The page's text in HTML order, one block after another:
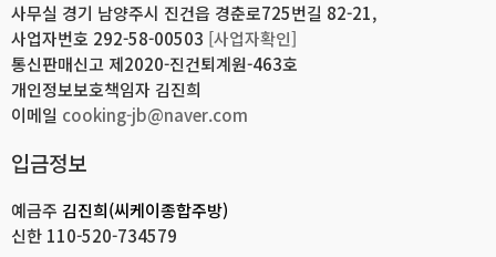
제3조 (약관등의 명시와 설명 및 개정)
① "몰"은 이 약관의 내용과 상호 및 대표자 성명, 영업소 소재지 주소
(소비자의 불만을 처리할 수 있는 곳의 주소를 포함), 전화번호·모사전송번호·
전자우편주소, 사업자등록번호, 통신판매업신고번호,
서비스화면(전면)에 게시합니다. 다만, 약관의 내용은 이용자가 연결화면을
통하여 볼 수 있도록 할 수 있습니다.
② "몰은 이용자가 약관에 동의하기에 앞서 약관에 정하여져 있는 내용 중
청약철회·배송책임·환불조건 등과 같은 중요한 내용을 이용자가 이해할 수
있도록 별도의 연결화면 또는 팝업화면 등을 제공하여 이용자의 확인을
사무실 경기 남양주시 진건읍 경춘로725번길 82-21,
사업자번호 292-58-00503 [사업자확인]
통신판매신고 제2020-진건퇴계원-463호
개인정보보호책임자 김진희
이메일 cooking-jb@naver.com
입금정보
예금주 김진희(씨케이종합주방)
신한 110-520-734579